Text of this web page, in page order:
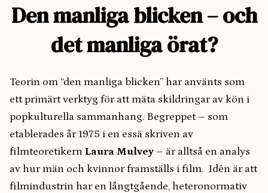
Den manliga blicken – och
det manliga örat?
Teorin om “den manliga blicken” har använts som
ett primärt verktyg för att mäta skildringar av kön i
popkulturella sammanhang. Begreppet – som
etablerades år 1975 i en essä skriven av
filmteoretikern Laura Mulvey – är alltså en analys
av hur män och kvinnor framställs i film. Idén är att
filmindustrin har en långtgående, heteronormativ